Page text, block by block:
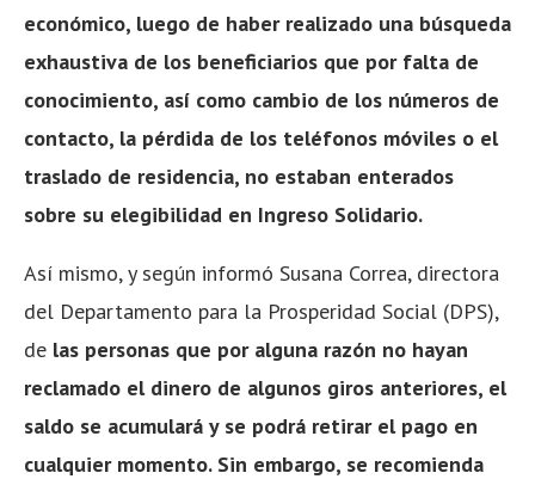
económico, luego de haber realizado una búsqueda
exhaustiva de los beneficiarios que por falta de
conocimiento, así como cambio de los números de
contacto, la pérdida de los teléfonos móviles o el
traslado de residencia, no estaban enterados
sobre su elegibilidad en Ingreso Solidario.
Así mismo, y según informó Susana Correa, directora
del Departamento para la Prosperidad Social (DPS),
de las personas que por alguna razón no hayan
reclamado el dinero de algunos giros anteriores, el
saldo se acumulará y se podrá retirar el pago en
cualquier momento. Sin embargo, se recomienda